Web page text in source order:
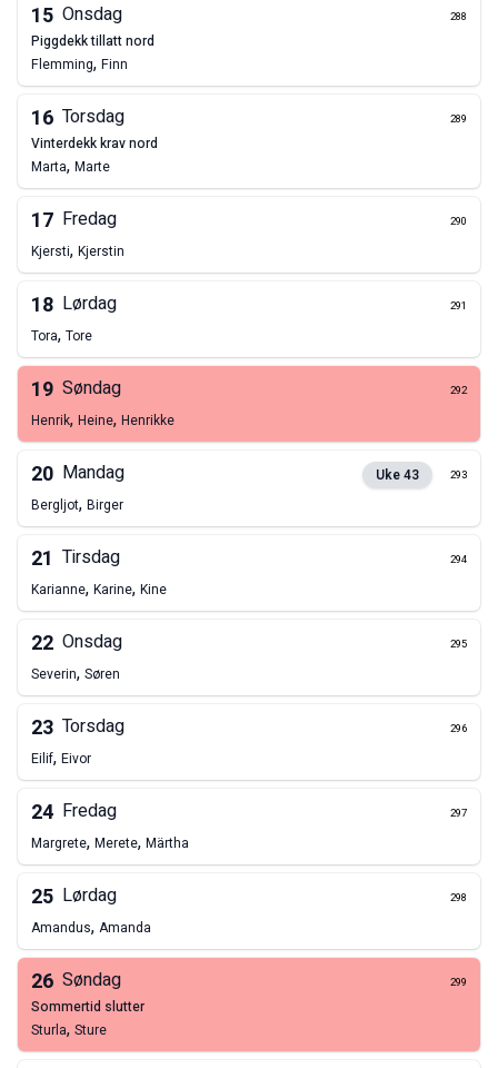
15 Onsdag 288
piggdekk tillatt nord
Flemming, Finn
16 Torsdag 289
vinterdekk krav nord
Marta, Marte
17 Fredag 290
Kjersti, Kjerstin
18 Lørdag 291
Tora, Tore
19 Søndag 292
Henrik, Heine, Henrikke
20 Mandag Uke43 293
Bergljot, Birger
21 Tirsdag 294
Karianne, Karine, Kine
22 Onsdag 295
Severin, Søren
23 Torsdag 296
Eilif, Eivor
24 Fredag 297
Margrete, Merete, Märtha
25 Lørdag 298
Amandus, Amanda
26 Søndag 299
sommertid slutter
Sturla, Sture